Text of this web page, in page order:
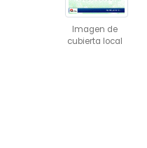
Imagen de
cubierta local